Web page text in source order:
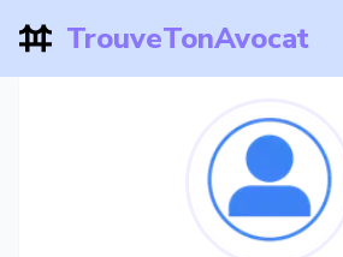
TrouveTonAvocat